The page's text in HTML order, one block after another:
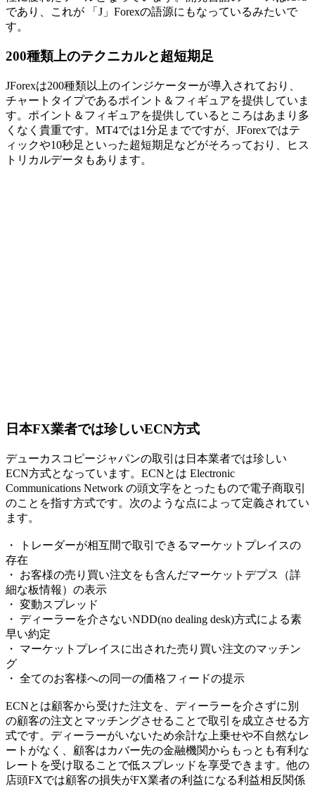
であり、これが 「J」Forexの語源にもなっているみたいで
す。
200種類上のテクニカルと超短期足
JForexは200種類以上のインジケーターが導入されており、
チャートタイプであるポイント＆フィギュアを提供していま
す。ポイント＆フィギュアを提供しているところはあまり多
くなく貴重です。MT4では1分足までですが、JForexではテ
ィックや10秒足といった超短期足などがそろっており、ヒス
トリカルデータもあります。
日本FX業者では珍しいECN方式
デューカスコピージャパンの取引は日本業者では珍しい
ECN方式となっています。ECNとは Electronic
Communications Network の頭文字をとったもので電子商取引
のことを指す方式です。次のような点によって定義されてい
ます。
・ トレーダーが相互間で取引できるマーケットプレイスの
存在
・ お客様の売り買い注文をも含んだマーケットデプス（詳
細な板情報）の表示
・ 変動スプレッド
・ ディーラーを介さないNDD(no dealing desk)方式による素
早い約定
・ マーケットプレイスに出された売り買い注文のマッチン
グ
・ 全てのお客様への同一の価格フィードの提示
ECNとは顧客から受けた注文を、ディーラーを介さずに別
の顧客の注文とマッチングさせることで取引を成立させる方
式です。ディーラーがいないため余計な上乗せや不自然なレ
ートがなく、顧客はカバー先の金融機関からもっとも有利な
レートを受け取ることで低スプレッドを享受できます。他の
店頭FXでは顧客の損失がFX業者の利益になる利益相反関係